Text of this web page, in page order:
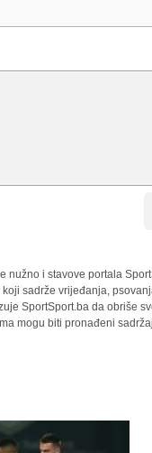
nužno i stavove portala
sadrže vrijeđanja,
SportSport.ba da obriše
mogu biti pronađeni